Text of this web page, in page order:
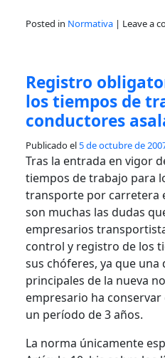
Posted in Normativa | Leave a
Registro
los tiempos de
conductores
Publicado el5 de octubre de
Tras la entrada en vigor
tiempos de trabajo para
transporte por carretera
son muchas las dudas
empresarios
control y registro de los
sus chóferes, ya que una
principales de la nueva
empresario ha
un período de 3 años.
La norma únicamente